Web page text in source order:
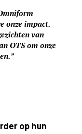
onze impact.
van
OTS om onze
op hun